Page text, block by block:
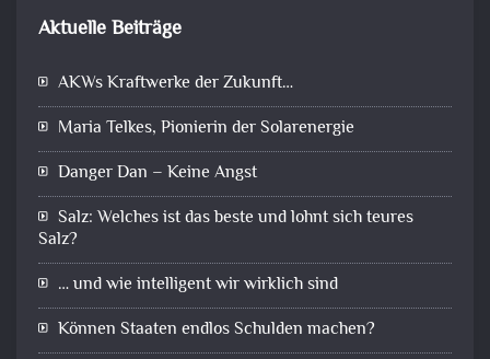
Aktuelle Beiträge
AKWs Kraftwerke der Zukunft…
Maria Telkes, Pionierin der Solarenergie
Danger Dan – Keine Angst
Salz: Welches ist das beste und lohnt sich teures
Salz?
… und wie intelligent wir wirklich sind
Können Staaten endlos Schulden machen?